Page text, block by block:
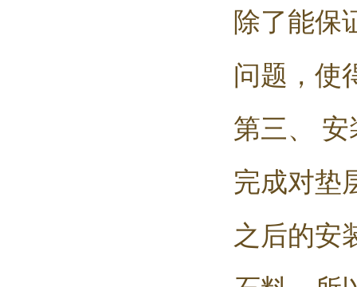
除了能保
问题，使
第三、
完成对垫
之后的安